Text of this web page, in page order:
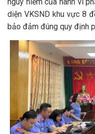
diện VKSND khu vực 8
bảo đảm đúng quy định